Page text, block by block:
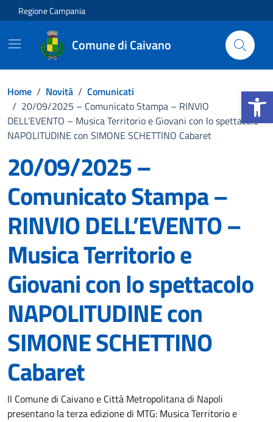
Apri la
Vai ai contenuti
Vai al footer
Regione Campania
Comune di Caivano
Home / Novità / Comunicati
/ 20/09/2025 – Comunicato Stampa – RINVIO
DELL’EVENTO – Musica Territorio e Giovani con lo spettacolo
NAPOLITUDINE con SIMONE SCHETTINO Cabaret
20/09/2025 –
Comunicato Stampa –
RINVIO DELL’EVENTO –
Musica Territorio e
Giovani con lo spettacolo
NAPOLITUDINE con
SIMONE SCHETTINO
Cabaret
Dettagli della notizia
Il Comune di Caivano e Città Metropolitana di Napoli
presentano la terza edizione di MTG: Musica Territorio e